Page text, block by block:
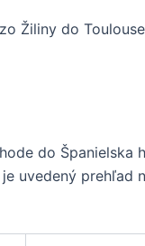
Žiliny do
do Španielska
uvedený prehľad